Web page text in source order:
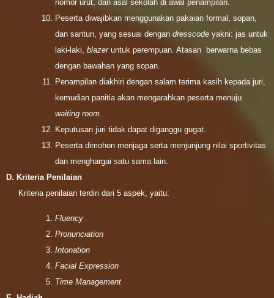
nomor urut, dan asal sekolah di awal penampilan.
Peserta diwajibkan menggunakan pakaian formal, sopan,
dan santun, yang sesuai dengan dresscode yakni: jas untuk
laki-laki, blazeruntuk perempuan. Atasan berwarna bebas
dengan bawahan yang sopan.
Penampilan diakhiri dengan salam terima kasih kepada juri,
kemudian panitia akan mengarahkan peserta menuju
waiting room.
Keputusan juri tidak dapat diganggu gugat.
Peserta dimohon menjaga serta menjunjung nilai sportivitas
dan menghargai satu sama lain.
D. Kriteria Penilaian
Kriteria penilaian terdiri dari 5 aspek, yaitu:
Fluency
Pronunciation
Intonation
Facial Expression
Time Management